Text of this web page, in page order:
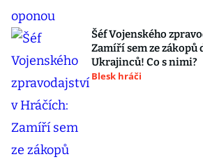
Šéf Vojenského
Zamíří sem ze zákopů
Ukrajinců! Co s nimi?
Blesk hráči